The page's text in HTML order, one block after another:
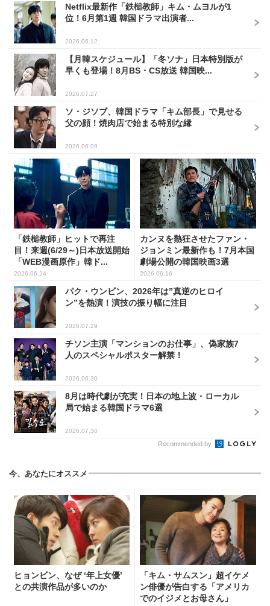
Netflix最新作「鉄槌教師」キム・ムヨルが1
位！6月第1週 韓国ドラマ出演者...
2026.06.12
【月韓スケジュール】「冬ソナ」日本特別版が
早くも登場！8月BS・CS放送 韓国映...
2026.07.27
ソ・ジソブ、韓国ドラマ「キム部長」で見せる
父の顔！焼肉店で始まる特別な縁
2026.06.09
「鉄槌教師」ヒットで再注
目！来週(6/29～)日本放送開始
「WEB漫画原作」韓ド...
2026.06.24
カンヌを熱狂させたファン・
ジョンミン最新作も！7月本国
劇場公開の韓国映画3選
2026.06.16
パク・ウンビン、2026年は”真逆のヒロイ
ン”を熱演！演技の振り幅に注目
2026.07.29
チソン主演「マンションのお仕事」、偽家族7
人のスペシャルポスター解禁！
2026.06.30
8月は時代劇が充実！日本の地上波・ローカル
局で始まる韓国ドラマ6選
2026.07.30
Recommended by
今、あなたにオススメ
ヒョンビン、なぜ ‘年上女優’
との共演作品が多いのか
「キム・サムスン」超イケメ
ン俳優が告白する「アメリカ
でのイジメとお母さん」